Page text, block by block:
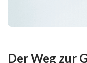
Der Weg zur